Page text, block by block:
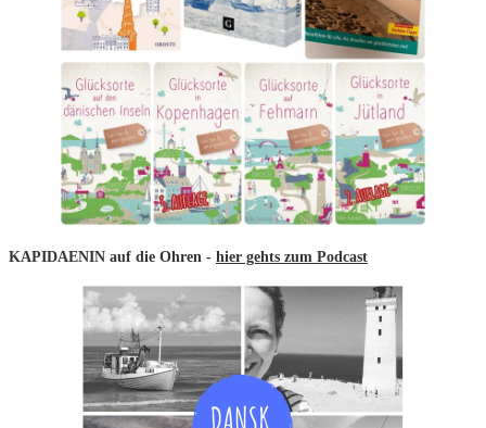
KAPIDAENIN auf die Ohren - hier gehts zum Podcast